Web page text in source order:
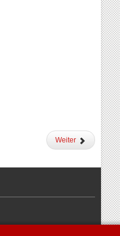
Weiter